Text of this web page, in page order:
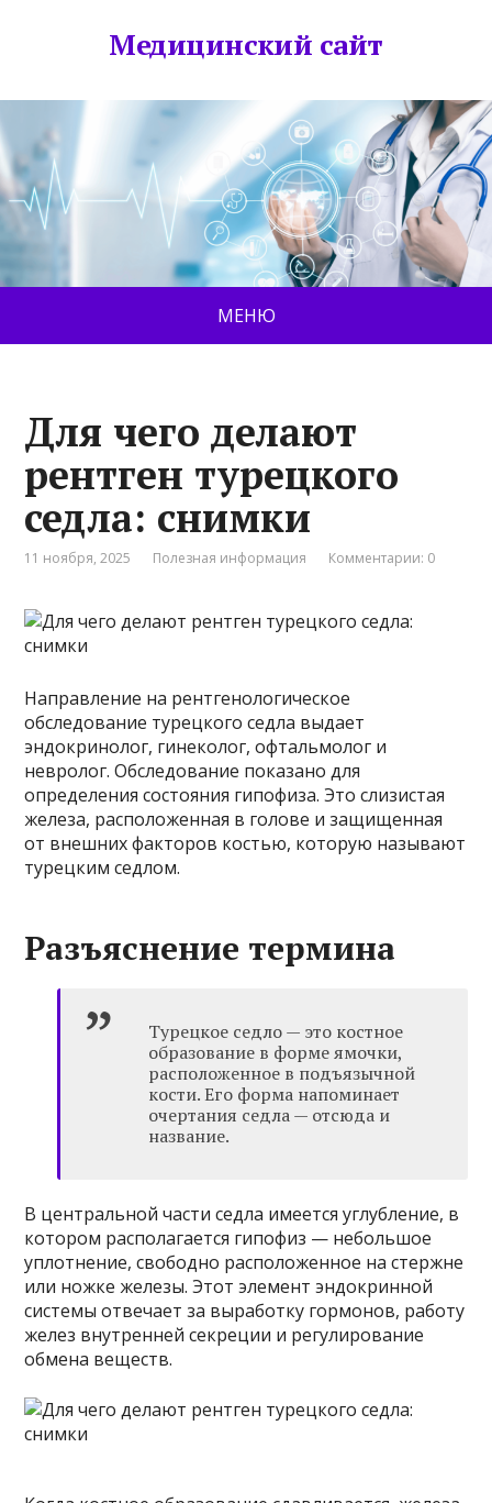
Медицинский сайт
МЕНЮ
Для чего делают
рентген турецкого
седла: снимки
11 ноября, 2025 Полезная информация Комментарии: 0
Направление на рентгенологическое
обследование турецкого седла выдает
эндокринолог, гинеколог, офтальмолог и
невролог. Обследование показано для
определения состояния гипофиза. Это слизистая
железа, расположенная в голове и защищенная
от внешних факторов костью, которую называют
турецким седлом.
Разъяснение термина
Турецкое седло — это костное
образование в форме ямочки,
расположенное в подъязычной
кости. Его форма напоминает
очертания седла — отсюда и
название.
В центральной части седла имеется углубление, в
котором располагается гипофиз — небольшое
уплотнение, свободно расположенное на стержне
или ножке железы. Этот элемент эндокринной
системы отвечает за выработку гормонов, работу
желез внутренней секреции и регулирование
обмена веществ.